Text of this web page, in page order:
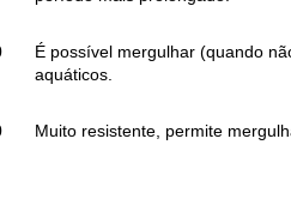
É possível mergulhar (quando
aquáticos.
Muito resistente, permite